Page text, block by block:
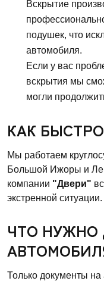
Вскрытие
подушек, что
автомобиля.
Если у вас
вскрытия мы
могли
КАК
Мы работаем
Большой Ижоры и
компании "Двери"
экстренной ситуации.
ЧТО НУЖНО
Только документы